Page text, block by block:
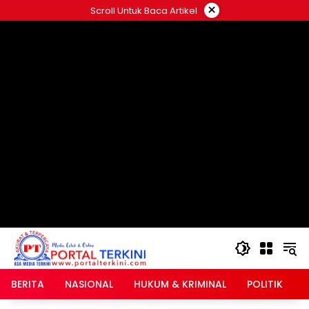
ke
Scroll Untuk Baca Artikel ×
BERITA NASIONAL HUKUM & KRIMINAL POLITIK